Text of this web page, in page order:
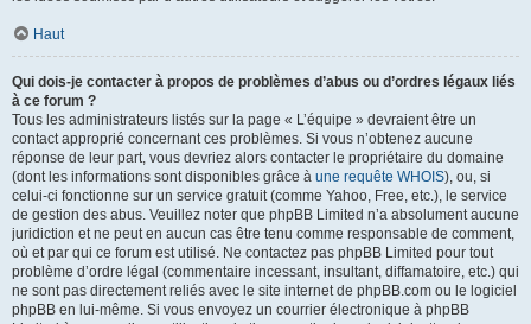
Haut
Qui dois-je contacter à propos de problèmes d’abus ou d’ordres légaux liés
à ce forum ?
Tous les administrateurs listés sur la page « L’équipe » devraient être un
contact approprié concernant ces problèmes. Si vous n’obtenez aucune
réponse de leur part, vous devriez alors contacter le propriétaire du domaine
(dont les informations sont disponibles grâce à une requête WHOIS), ou, si
celui-ci fonctionne sur un service gratuit (comme Yahoo, Free, etc.), le service
de gestion des abus. Veuillez noter que phpBB Limited n’a absolument aucune
juridiction et ne peut en aucun cas être tenu comme responsable de comment,
où et par qui ce forum est utilisé. Ne contactez pas phpBB Limited pour tout
problème d’ordre légal (commentaire incessant, insultant, diffamatoire, etc.) qui
ne sont pas directement reliés avec le site internet de phpBB.com ou le logiciel
phpBB en lui-même. Si vous envoyez un courrier électronique à phpBB